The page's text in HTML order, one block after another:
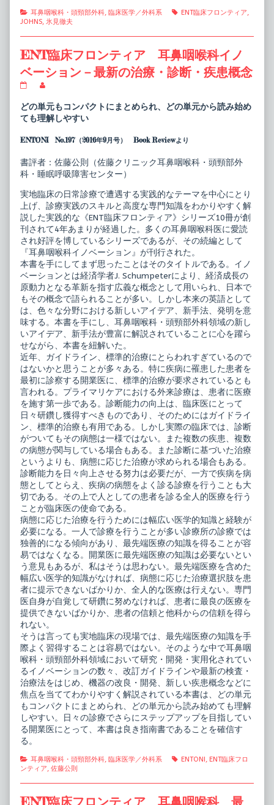
Categories
耳鼻咽喉科・頭頸部外科, 臨床医学／外科系 Tags
ENT臨床フロンティア,
JOHNS, 氷見徹夫
ENT臨床フロンティア 耳鼻咽喉科イノ
ベーション－最新の治療・診断・疾患概念
ENT
床
フ
ロ
テ
ア
耳
鼻
喉
科
イ
ノ
ベ
ー
シ
ョ
ン
－
最
新
の
治
療・
診
断・
疾
患
概
念
published
on
posts
by
the
of
床
フ
ン
テ
ィ
ア
耳
鼻
咽
喉
科
イ
ノ
ベ
ー
シ
ョ
ン
－
最
新
の
治
療・
診
断・
疾
患
概
念,
どの単元もコンパクトにまとめられ、どの単元から読み始め
ても理解しやすい
ENTONI No.197（2016年9月号） Book Reviewより
書評者：佐藤公則（佐藤クリニック耳鼻咽喉科・頭頸部外
科・睡眠呼吸障害センター）
実地臨床の日常診療で遭遇する実践的なテーマを中心にとり
上げ、診療実践のスキルと高度な専門知識をわかりやすく解
説した実践的な《ENT臨床フロンティア》シリーズ10冊が創
刊されて4年あまりが経過した。多くの耳鼻咽喉科医に愛読
され好評を博しているシリーズであるが、その続編として
『耳鼻咽喉科イノベーション』が刊行された。
本書を手にしてまず思ったことはそのタイトルである。イノ
ベーションとは経済学者J. Schumpeterにより、経済成長の
原動力となる革新を指す広義な概念として用いられ、日本で
もその概念で語られることが多い。しかし本来の英語として
は、色々な分野における新しいアイデア、新手法、発明を意
味する。本書を手にし、耳鼻咽喉科・頭頸部外科領域の新し
いアイデア、新手法が豊富に解説されていることに心を躍ら
せながら、本書を紐解いた。
近年、ガイドライン、標準的治療にとらわれすぎているので
はないかと思うことが多々ある。特に疾病に罹患した患者を
最初に診察する開業医に、標準的治療が要求されているとも
言われる。プライマリケアにおける外来診療は、患者に医療
を施す第一歩である。診断能力の向上は、臨床医にとって
日々研鑽し獲得すべきものであり、そのためにはガイドライ
ン、標準的治療も有用である。しかし実際の臨床では、診断
がついてもその病態は一様ではない。また複数の疾患、複数
の病態が関与している場合もある。また診断に基づいた治療
というよりも、病態に応じた治療が求められる場合もある。
診断能力を日々向上させる努力は必要だが、一方で疾病を病
態としてとらえ、疾病の病態をよく診る診療を行うことも大
切である。その上で人としての患者を診る全人的医療を行う
ことが臨床医の使命である。
病態に応じた治療を行うためには幅広い医学的知識と経験が
必要になる。一人で診療を行うことが多い診療所の診療では
独善的になる傾向があり、最先端医療の知識を得ることが容
易ではなくなる。開業医に最先端医療の知識は必要ないとい
う意見もあるが、私はそうは思わない。最先端医療を含めた
幅広い医学的知識がなければ、病態に応じた治療選択肢を患
者に提示できないばかりか、全人的な医療は行えない。専門
医自身が自覚して研鑽に努めなければ、患者に最良の医療を
提供できないばかりか、患者の信頼と他科からの信頼を得ら
れない。
そうは言っても実地臨床の現場では、最先端医療の知識を手
際よく習得することは容易ではない。そのような中で耳鼻咽
喉科・頭頸部外科領域において研究・開発・実用化されてい
るイノベーションの数々、改訂ガイドラインや最新の検査・
治療法をはじめ、機器の改良・開発、新しい疾患概念などに
焦点を当ててわかりやすく解説されている本書は、どの単元
もコンパクトにまとめられ、どの単元から読み始めても理解
しやすい。日々の診療でさらにステップアップを目指してい
る開業医にとって、本書は良き指南書であることを確信す
る。
Categories
耳鼻咽喉科・頭頸部外科, 臨床医学／外科系 Tags
ENTONI , ENT臨床フロ
ンティア, 佐藤公則
ENT臨床フロンティア 耳鼻咽喉科 最